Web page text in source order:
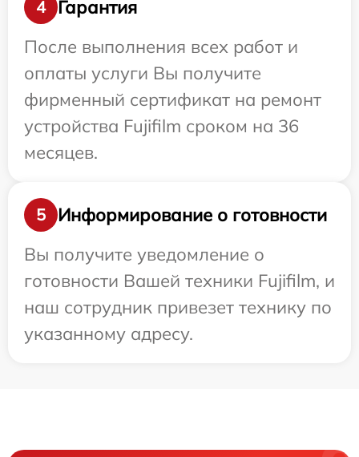
4
Гарантия
После выполнения всех работ и
оплаты услуги Вы получите
фирменный сертификат на ремонт
устройства Fujifilm сроком на 36
месяцев.
5
Информирование о готовности
Вы получите уведомление о
готовности Вашей техники Fujifilm, и
наш сотрудник привезет технику по
указанному адресу.